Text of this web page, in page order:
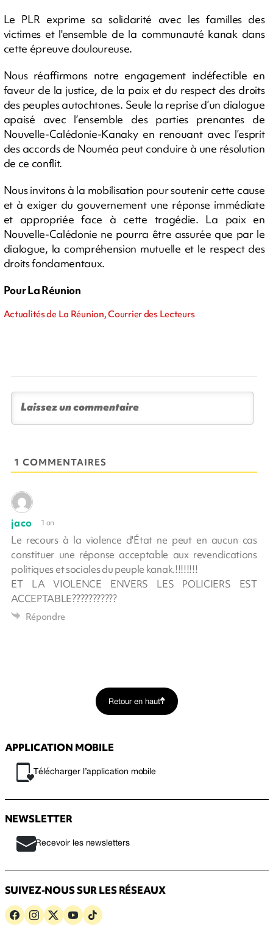
Le PLR exprime sa solidarité avec les familles des
victimes et l'ensemble de la communauté kanak dans
cette épreuve douloureuse.
Nous réaffirmons notre engagement indéfectible en
faveur de la justice, de la paix et du respect des droits
des peuples autochtones. Seule la reprise d’un dialogue
apaisé avec l’ensemble des parties prenantes de
Nouvelle-Calédonie-Kanaky en renouant avec l’esprit
des accords de Nouméa peut conduire à une résolution
de ce conflit.
Nous invitons à la mobilisation pour soutenir cette cause
et à exiger du gouvernement une réponse immédiate
et appropriée face à cette tragédie. La paix en
Nouvelle-Calédonie ne pourra être assurée que par le
dialogue, la compréhension mutuelle et le respect des
droits fondamentaux.
Pour La Réunion
Actualités de La Réunion, Courrier des Lecteurs
1 COMMENTAIRES
jaco 1 an
Le recours à la violence d'État ne peut en aucun cas
constituer une réponse acceptable aux revendications
politiques et sociales du peuple kanak.!!!!!!!!
ET LA VIOLENCE ENVERS LES POLICIERS EST
ACCEPTABLE???????????
Répondre
Retour en haut
APPLICATION MOBILE
Télécharger l’application mobile
NEWSLETTER
Recevoir les newsletters
SUIVEZ-NOUS SUR LES RÉSEAUX